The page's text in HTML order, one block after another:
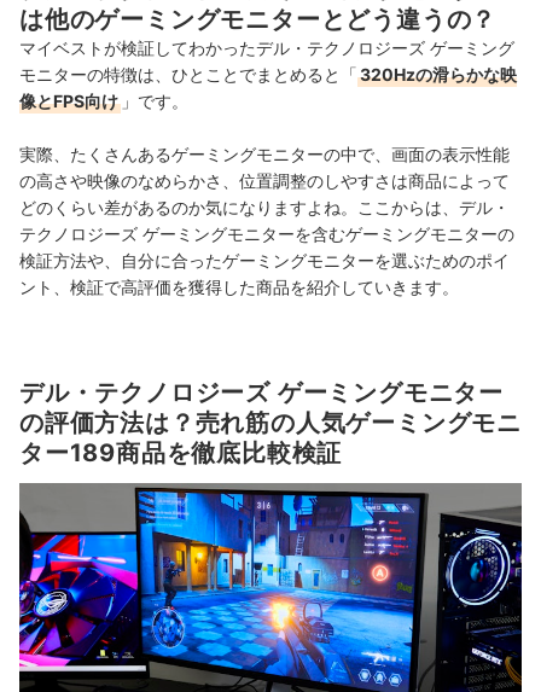
は他のゲーミングモニターとどう違うの？
マイベストが検証してわかったデル・テクノロジーズ ゲーミング
モニターの特徴は、ひとことでまとめると「320Hzの滑らかな映
像とFPS向け 」です。
実際、たくさんあるゲーミングモニターの中で、画面の表示性能
の高さや映像のなめらかさ、位置調整のしやすさは商品によって
どのくらい差があるのか気になりますよね。ここからは、デル・
テクノロジーズ ゲーミングモニターを含むゲーミングモニターの
検証方法や、自分に合ったゲーミングモニターを選ぶためのポイ
ント、検証で高評価を獲得した商品を紹介していきます。
デル・テクノロジーズ ゲーミングモニター
の評価方法は？売れ筋の人気ゲーミングモニ
ター189商品を徹底比較検証